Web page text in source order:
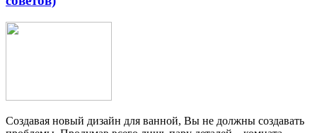
Создавая новый дизайн для ванной, Вы не должны создавать